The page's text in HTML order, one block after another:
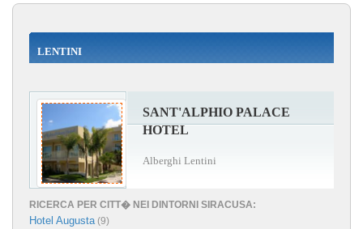
LENTINI
SANT'ALPHIO PALACE
HOTEL
Alberghi Lentini
RICERCA PER CITT� NEI DINTORNI SIRACUSA:
Hotel Augusta(9)